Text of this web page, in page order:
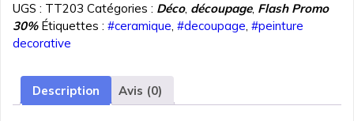
découpage MYHOBBY
Auto-
Adhésif
32X45
TT-
UGS : TT203 Catégories : Déco, découpage, Flash Promo
30% Étiquettes : #ceramique, #decoupage, #peinture
decorative
Description Avis (0)